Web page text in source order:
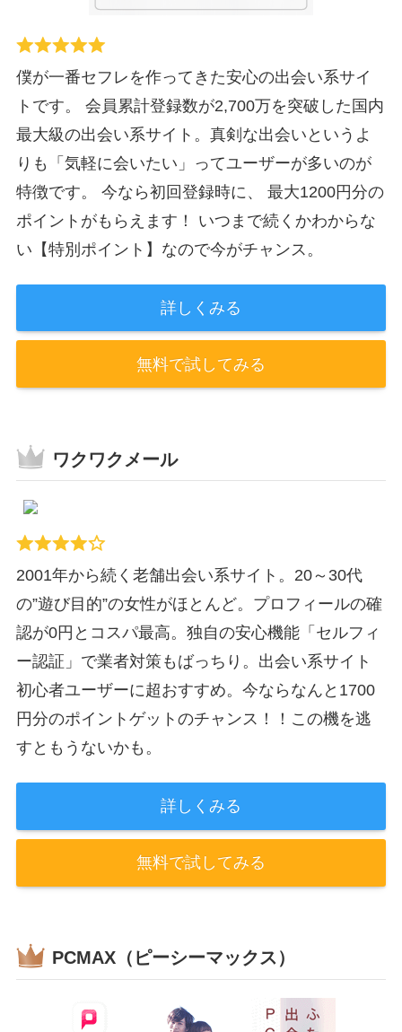
僕が一番セフレを作ってきた安心の出会い系サイ
トです。 会員累計登録数が2,700万を突破した国内
最大級の出会い系サイト。真剣な出会いというよ
りも「気軽に会いたい」ってユーザーが多いのが
特徴です。 今なら初回登録時に、 最大1200円分の
ポイントがもらえます！ いつまで続くかわからな
い【特別ポイント】なので今がチャンス。
詳しくみる
無料で試してみる
ワクワクメール
2001年から続く老舗出会い系サイト。20～30代
の”遊び目的”の女性がほとんど。プロフィールの確
認が0円とコスパ最高。独自の安心機能「セルフィ
ー認証」で業者対策もばっちり。出会い系サイト
初心者ユーザーに超おすすめ。今ならなんと1700
円分のポイントゲットのチャンス！！この機を逃
すともうないかも。
詳しくみる
無料で試してみる
PCMAX（ピーシーマックス）